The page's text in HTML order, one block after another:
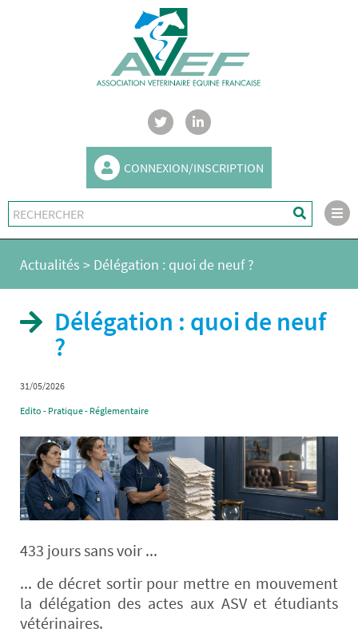
CONNEXION/INSCRIPTION
Actualités > Délégation : quoi de neuf ?
Délégation : quoi de neuf
?
31/05/2026
Edito - Pratique - Réglementaire
433 jours sans voir ...
... de décret sortir pour mettre en mouvement
la délégation des actes aux ASV et étudiants
vétérinaires.